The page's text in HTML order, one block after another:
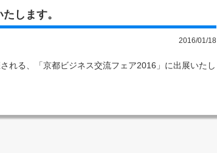
します。
2016/01/18
れる、「京都ビジネス交流フェア2016」に出展いたし